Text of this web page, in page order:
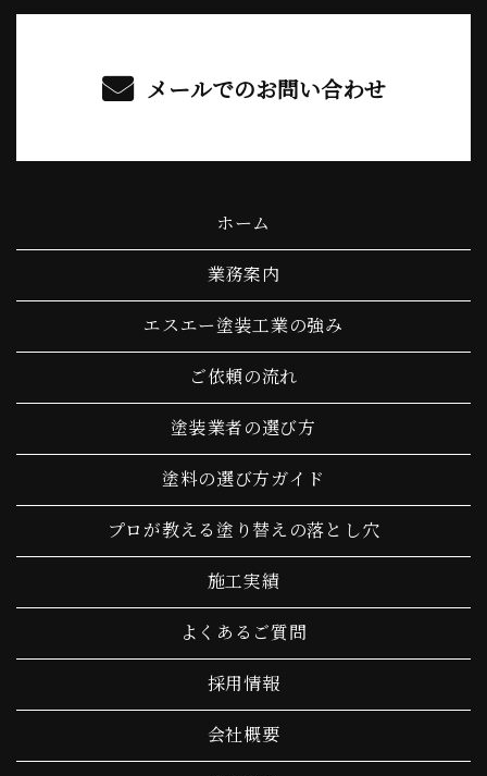
メールでのお問い合わせ
ホーム
業務案内
エスエー塗装工業の強み
ご依頼の流れ
塗装業者の選び方
塗料の選び方ガイド
プロが教える塗り替えの落とし穴
施工実績
よくあるご質問
採用情報
会社概要